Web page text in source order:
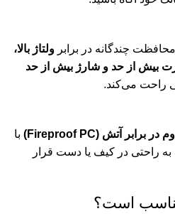
محافظت چندگانه در برابر ولتاژ بالا،
بیش از حد و شارژ بیش از حد
راحت می‌کند.
در برابر آتش ( Fireproof PC)
با
به راحتی در کیف یا دست قرار
است؟